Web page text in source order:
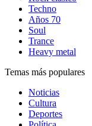
Techno
Años 70
Soul
Trance
Heavy metal
Temas más populares
Noticias
Cultura
Deportes